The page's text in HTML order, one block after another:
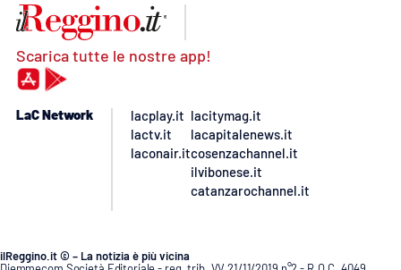
Scarica tutte le nostre app!
LaC Network
lacplay.it
lactv.it
laconair.it
lacitymag.it
lacapitalenews.it
cosenzachannel.it
ilvibonese.it
catanzarochannel.it
ilReggino.it © – La notizia è più vicina